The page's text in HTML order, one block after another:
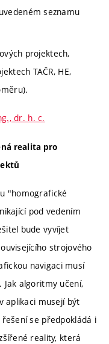
seznamu
projektech,
TAČR, HE,
dr. h. c.
realita pro
"homografické
pod vedením
bude vyvíjet
strojového
navigaci musí
algoritmy učení,
aplikaci musejí být
se předpokládá i
reality, která